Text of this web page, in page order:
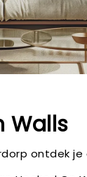
Walls
ontdek